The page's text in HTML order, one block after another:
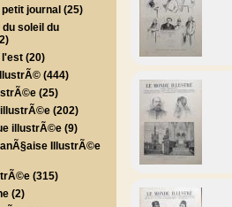
journal (25)
soleil du
(20)
(444)
(25)
(202)
illustrÃ©e (9)
IllustrÃ©e
(315)
(2)